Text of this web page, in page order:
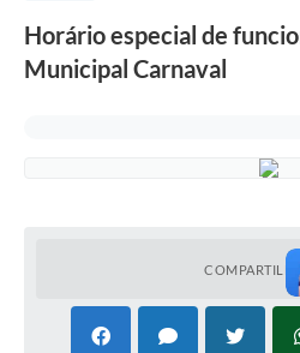
Horário especial de
Municipal Carnaval